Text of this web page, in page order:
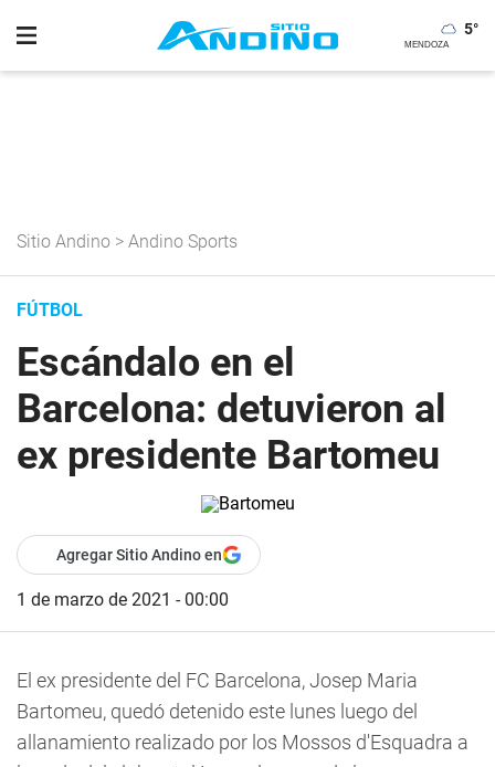
5°
Sitio Andino > Andino Sports
FÚTBOL
Escándalo en el
Barcelona: detuvieron al
ex presidente Bartomeu
Agregar Sitio Andino en
1 de marzo de 2021 - 00:00
El ex presidente del FC Barcelona, Josep Maria
Bartomeu, quedó detenido este lunes luego del
allanamiento realizado por los Mossos d'Esquadra a